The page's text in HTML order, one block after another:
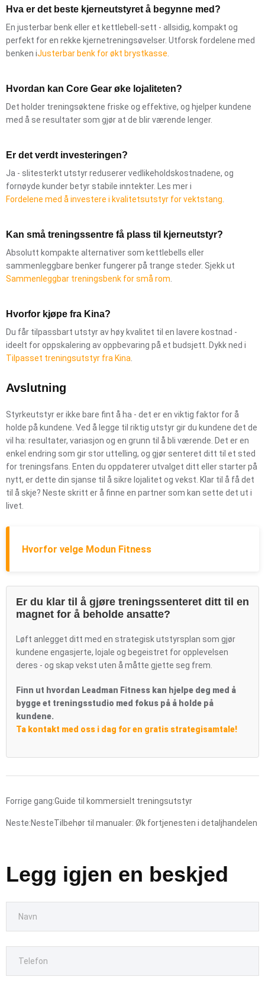
Hva er det beste kjerneutstyret å begynne med?
En justerbar benk eller et kettlebell-sett - allsidig, kompakt og
perfekt for en rekke kjernetreningsøvelser. Utforsk fordelene med
benken iJusterbar benk for økt brystkasse
Hvordan kan Core Gear øke lojaliteten?
Det holder treningsøktene friske og effektive, og hjelper kundene
med å se resultater som gjør at de blir værende lenger.
Er det verdt investeringen?
Ja - slitesterkt utstyr reduserer vedlikeholdskostnadene, og
fornøyde kunder betyr stabile inntekter. Les mer i
Fordelene med å investere i kvalitetsutstyr for vektstang
Kan små treningssentre få plass til kjerneutstyr?
Absolutt kompakte alternativer som kettlebells eller
sammenleggbare benker fungerer på trange steder. Sjekk ut
Sammenleggbar treningsbenk for små rom
Hvorfor kjøpe fra Kina?
Du får tilpassbart utstyr av høy kvalitet til en lavere kostnad -
ideelt for oppskalering av oppbevaring på et budsjett. Dykk ned i
Tilpasset treningsutstyr fra Kina
Avslutning
Styrkeutstyr er ikke bare fint å ha - det er en viktig faktor for å
holde på kundene. Ved å legge til riktig utstyr gir du kundene det de
vil ha: resultater, variasjon og en grunn til å bli værende. Det er en
enkel endring som gir stor uttelling, og gjør senteret ditt til et sted
for treningsfans. Enten du oppdaterer utvalget ditt eller starter på
nytt, er dette din sjanse til å sikre lojalitet og vekst. Klar til å få det
til å skje? Neste skritt er å finne en partner som kan sette det ut i
livet.
Hvorfor velge Modun Fitness
Er du klar til å gjøre treningssenteret ditt til en
magnet for å beholde ansatte?
Løft anlegget ditt med en strategisk utstyrsplan som gjør
kundene engasjerte, lojale og begeistret for opplevelsen
deres - og skap vekst uten å måtte gjette seg frem.
Finn ut hvordan Leadman Fitness kan hjelpe deg med å
bygge et treningsstudio med fokus på å holde på
kundene.
Ta kontakt med oss i dag for en gratis strategisamtale!
Forrige gang:Guide til kommersielt treningsutstyr
Neste:NesteTilbehør til manualer: Øk fortjenesten i detaljhandelen
Legg igjen en beskjed